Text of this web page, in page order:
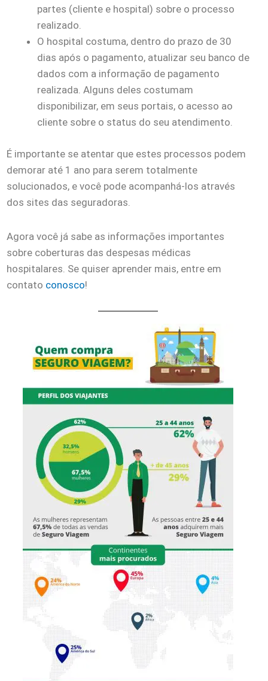
partes (cliente e hospital) sobre o processo
realizado.
O hospital costuma, dentro do prazo de 30
dias após o pagamento, atualizar seu banco de
dados com a informação de pagamento
realizada. Alguns deles costumam
disponibilizar, em seus portais, o acesso ao
cliente sobre o status do seu atendimento.
É importante se atentar que estes processos podem
demorar até 1 ano para serem totalmente
solucionados, e você pode acompanhá-los através
dos sites das seguradoras.
Agora você já sabe as informações importantes
sobre coberturas das despesas médicas
hospitalares. Se quiser aprender mais, entre em
contato conosco!